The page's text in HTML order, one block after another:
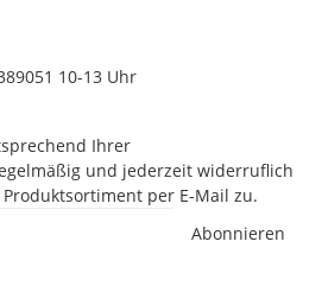
10-13 Uhr
Ihrer
und jederzeit widerruflich
per E-Mail zu.
Abonnieren